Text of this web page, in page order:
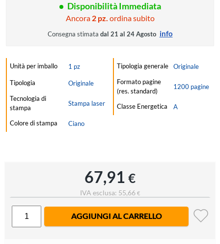
Disponibilità Immediata
Ancora 2 pz. ordina subito
Consegna stimata dal 21 al 24 Agosto info
Unità per imballo 1 pz
Tipologia
Originale
Tecnologia di
stampa
Stampa laser
Colore di stampa Ciano
Tipologia generale
Originale
Formato pagine
(res. standard)
1200 pagine
Classe Energetica A
67,91 €
IVA esclusa: 55,66 €
AGGIUNGI AL CARRELLO